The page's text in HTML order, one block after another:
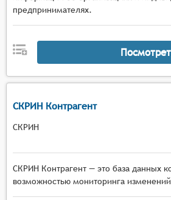
предпринимателях.
СКРИН Контрагент
СКРИН
СКРИН Контрагент — это база данных
возможностью мониторинга